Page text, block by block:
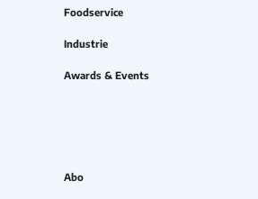
Foodservice
Industrie
Awards & Events
Abo